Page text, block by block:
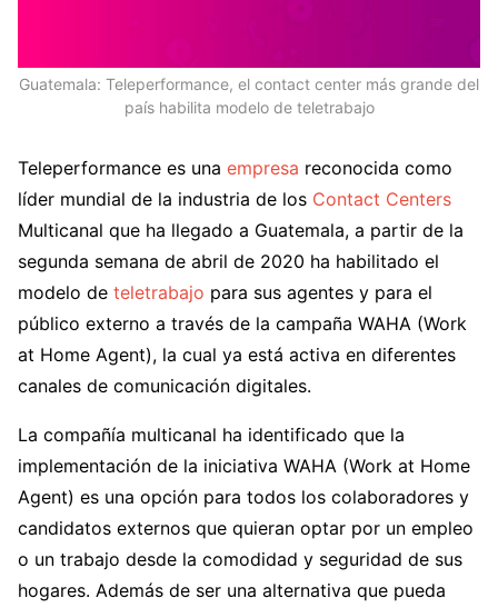
Guatemala: Teleperformance, el contact center más grande del
país habilita modelo de teletrabajo
Teleperformance es una empresa reconocida como
líder mundial de la industria de los Contact Centers
Multicanal que ha llegado a Guatemala, a partir de la
segunda semana de abril de 2020 ha habilitado el
modelo de teletrabajo para sus agentes y para el
público externo a través de la campaña WAHA (Work
at Home Agent), la cual ya está activa en diferentes
canales de comunicación digitales.
La compañía multicanal ha identificado que la
implementación de la iniciativa WAHA (Work at Home
Agent) es una opción para todos los colaboradores y
candidatos externos que quieran optar por un empleo
o un trabajo desde la comodidad y seguridad de sus
hogares. Además de ser una alternativa que pueda